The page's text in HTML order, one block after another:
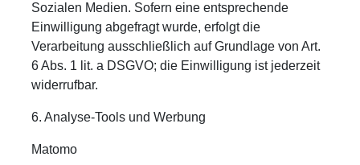
Sozialen Medien. Sofern eine entsprechende
Einwilligung abgefragt wurde, erfolgt die
Verarbeitung ausschließlich auf Grundlage von Art.
6 Abs. 1 lit. a DSGVO; die Einwilligung ist jederzeit
widerrufbar.
6. Analyse-Tools und Werbung
Matomo